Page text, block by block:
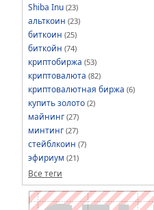
Shiba Inu (23)
альткоин (23)
биткоин (25)
биткойн (74)
криптобиржа (53)
криптовалюта (82)
криптовалютная биржа (6)
купить золото (2)
майнинг (27)
минтинг (27)
стейблкоин (7)
эфириум (21)
Все теги